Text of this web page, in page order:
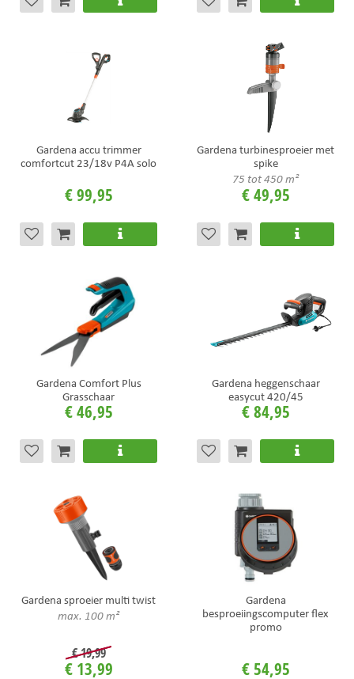
Gardena accu trimmer
comfortcut 23/18v P4A solo
€99,95
Gardena turbinesproeier met
spike
75 tot 450 m²
€49,95
Gardena Comfort Plus
Grasschaar
€46,95
Gardena heggenschaar
easycut 420/45
€84,95
Gardena sproeier multi twist
max. 100 m²
€19,99
€ 13,99
Gardena
besproeiingscomputer flex
promo
€ 54,95